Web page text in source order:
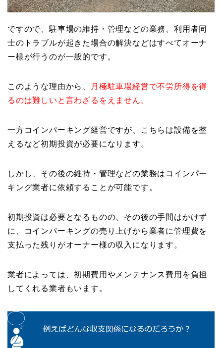
ですので、駐車場の維持・管理などの業務、利用者同
士のトラブルが起きた場合の解決などはすべてオーナ
ー様が行うのが一般的です。
このような理由から、
月極駐車場経営で不労所得を得
るのは難しいと言わざるをえません。
一方コインパーキング経営ですが、こちらは設備を整
えるなど初期投資が必要になります。
しかし、その後の維持・管理などの業務はコインパー
キング業者に依頼することが可能です。
初期投資は必要となるものの、その後の手間はかけず
に、コインパーキングの売り上げから業者に管理費を
支払った残りがオーナー様の収入になります。
業者によっては、初期費用やメンテナンス費用を負担
してくれる業者もいます。